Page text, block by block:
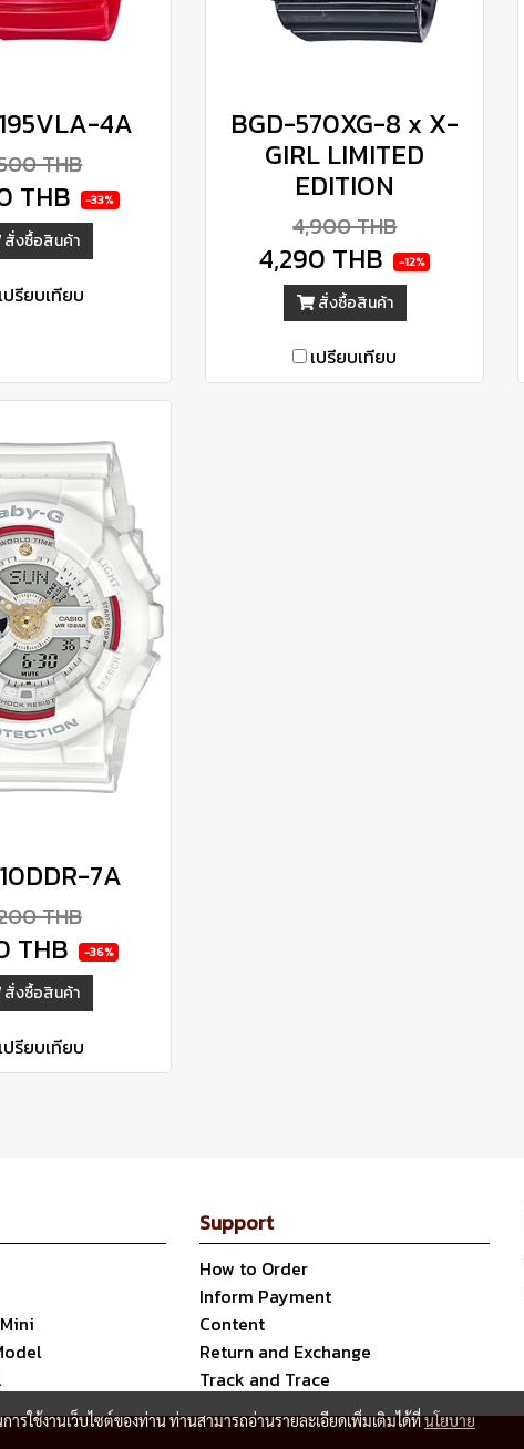
4A
THB
THB -33%
สั่งซื้อสินค้า
เปรียบเทียบ
BGD-570XG-8 x X-
GIRL LIMITED
EDITION
4,900 THB
4,290 THB -12%
สั่งซื้อสินค้า
เปรียบเทียบ
7A
THB
THB -36%
สั่งซื้อสินค้า
เปรียบเทียบ
Support
How to Order
Inform Payment
Content
Return and Exchange
Track and Trace
รใช้งานเว็บไซต์ของท่าน ท่านสามารถอ่านรายละเอียดเพิ่มเติมได้ที่นโยบาย